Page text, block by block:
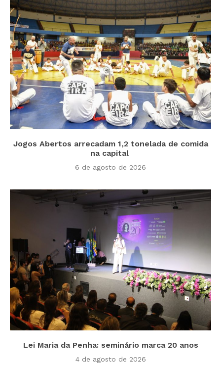
Jogos Abertos arrecadam 1,2 tonelada de comida
na capital
6 de agosto de 2026
Lei Maria da Penha: seminário marca 20 anos
4 de agosto de 2026